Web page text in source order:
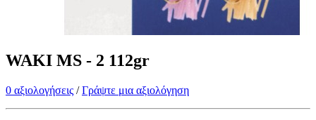
WAKI MS - 2 112gr
0 αξιολογήσεις /Γράψτε μια αξιολόγηση